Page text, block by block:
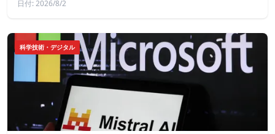
日付: 2026/8/2
科学技術・デジタル